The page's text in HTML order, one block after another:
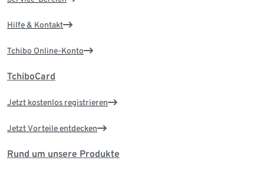
Hilfe & Kontakt
Tchibo Online-Konto
TchiboCard
Jetzt kostenlos registrieren
Jetzt Vorteile entdecken
Rund um unsere Produkte